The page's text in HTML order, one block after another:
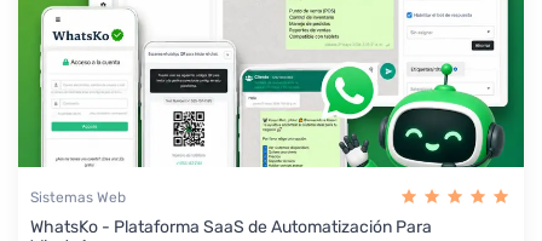
Sistemas Web
WhatsKo - Plataforma SaaS de Automatización Para